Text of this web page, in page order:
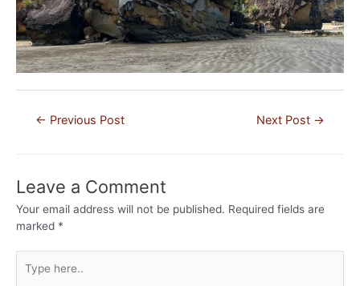
← Previous Post Next Post →
Leave a Comment
Your email address will not be published. Required fields are
marked *
here..